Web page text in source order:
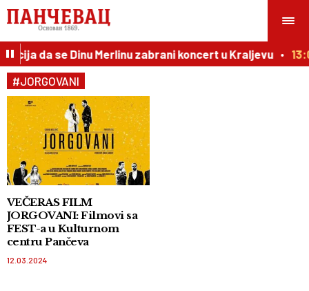
da se Dinu Merlinu zabrani koncert u Kraljevu
#JORGOVANI
VEČERAS FILM
JORGOVANI: Filmovi sa
FEST-a u Kulturnom
centru Pančeva
12.03.2024